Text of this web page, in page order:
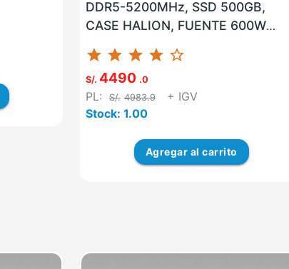
DDR5-5200MHz, SSD 500GB,
CASE HALION, FUENTE 600W
GEFORCE RTX 4060 8GB...
star star star star star_border
S/. 4490 .0
PL: S/. 4983.9
+ IGV
Stock: 1.00
Agregar al carrito